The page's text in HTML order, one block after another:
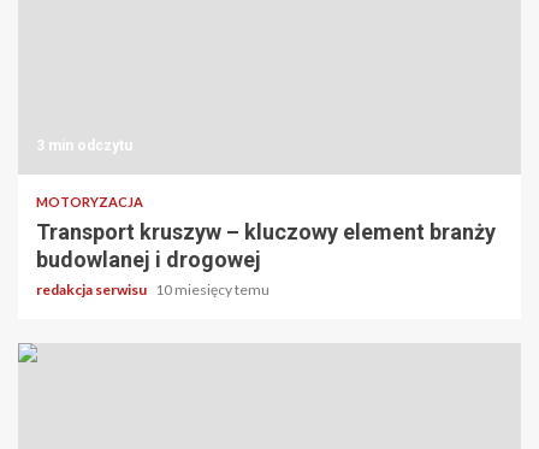
3 min odczytu
MOTORYZACJA
Transport kruszyw – kluczowy element branży
budowlanej i drogowej
redakcja serwisu 10 miesięcy temu